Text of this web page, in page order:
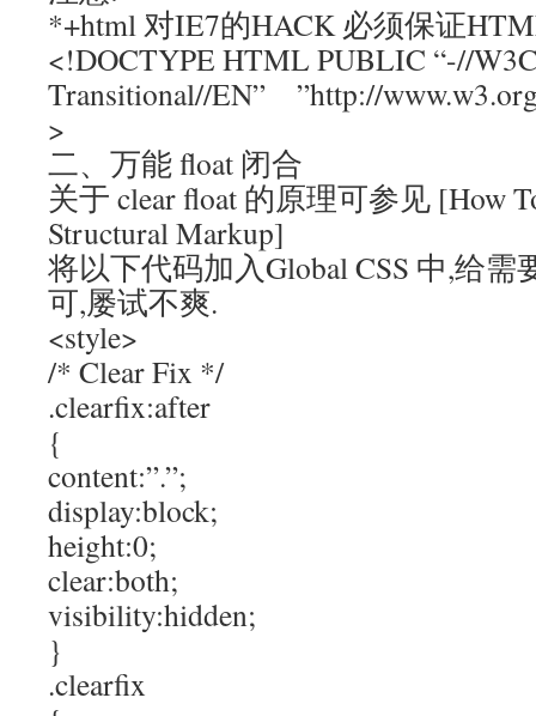
*+html 对IE7的HACK 必须保证
<!DOCTYPE HTML PUBLIC “-//
Transitional//EN” ”http://
>
二、万能 float 闭合
关于 clear float 的原理可参见 [How
Structural Markup]
将以下代码加入Global CSS 中,给
可,屡试不爽.
<style>
/* Clear Fix */
.clearfix:after
{
content:”.”;
display:block;
height:0;
clear:both;
visibility:hidden;
}
.clearfix